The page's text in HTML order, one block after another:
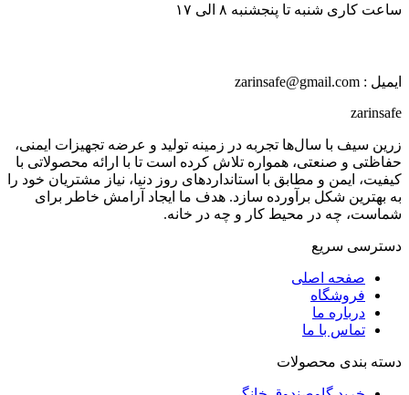
ساعت کاری شنبه تا پنجشنبه ۸ الی ۱۷
ایمیل : zarinsafe@gmail.com
zarinsafe
زرین سیف با سال‌ها تجربه در زمینه تولید و عرضه تجهیزات ایمنی،
حفاظتی و صنعتی، همواره تلاش کرده است تا با ارائه محصولاتی با
کیفیت، ایمن و مطابق با استانداردهای روز دنیا، نیاز مشتریان خود را
به بهترین شکل برآورده سازد. هدف ما ایجاد آرامش خاطر برای
شماست، چه در محیط کار و چه در خانه.
دسترسی سریع
صفحه اصلی
فروشگاه
درباره ما
تماس با ما
دسته بندی محصولات